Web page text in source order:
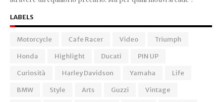
LABELS
Motorcycle Cafe Racer Video
Triumph
Honda
Highlight Ducati
PIN UP
Curiosità
Harley Davidson Yamaha
Life
BMW
Style Arts Guzzi
Vintage